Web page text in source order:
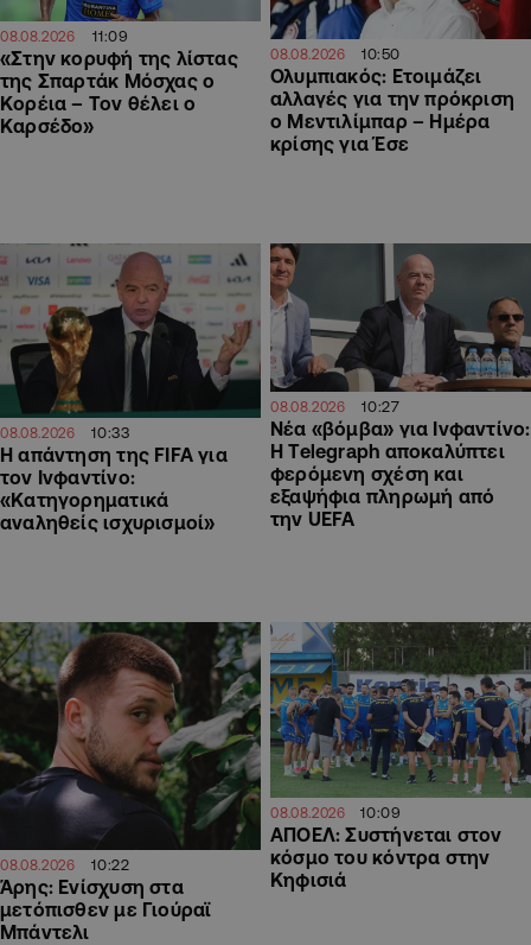
08.08.2026 11:09
«Στην κορυφή της λίστας
της Σπαρτάκ Μόσχας ο
Κορέια – Τον θέλει ο
Καρσέδο»
08.08.2026 10:50
Ολυμπιακός: Ετοιμάζει
αλλαγές για την πρόκριση
ο Μεντιλίμπαρ – Ημέρα
κρίσης για Έσε
08.08.2026 10:33
Η απάντηση της FIFA για
τον Ινφαντίνο:
«Κατηγορηματικά
αναληθείς ισχυρισμοί»
08.08.2026 10:27
Νέα «βόμβα» για Ινφαντίνο:
Η Telegraph αποκαλύπτει
φερόμενη σχέση και
εξαψήφια πληρωμή από
την UEFA
08.08.2026 10:22
Άρης: Ενίσχυση στα
μετόπισθεν με Γιούραϊ
Μπάντελι
08.08.2026 10:09
ΑΠΟΕΛ: Συστήνεται στον
κόσμο του κόντρα στην
Κηφισιά